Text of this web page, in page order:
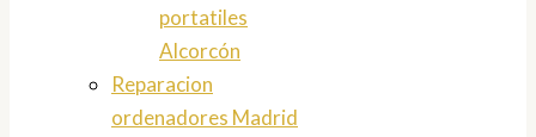
portatiles
Alcorcón
Reparacion
ordenadores Madrid